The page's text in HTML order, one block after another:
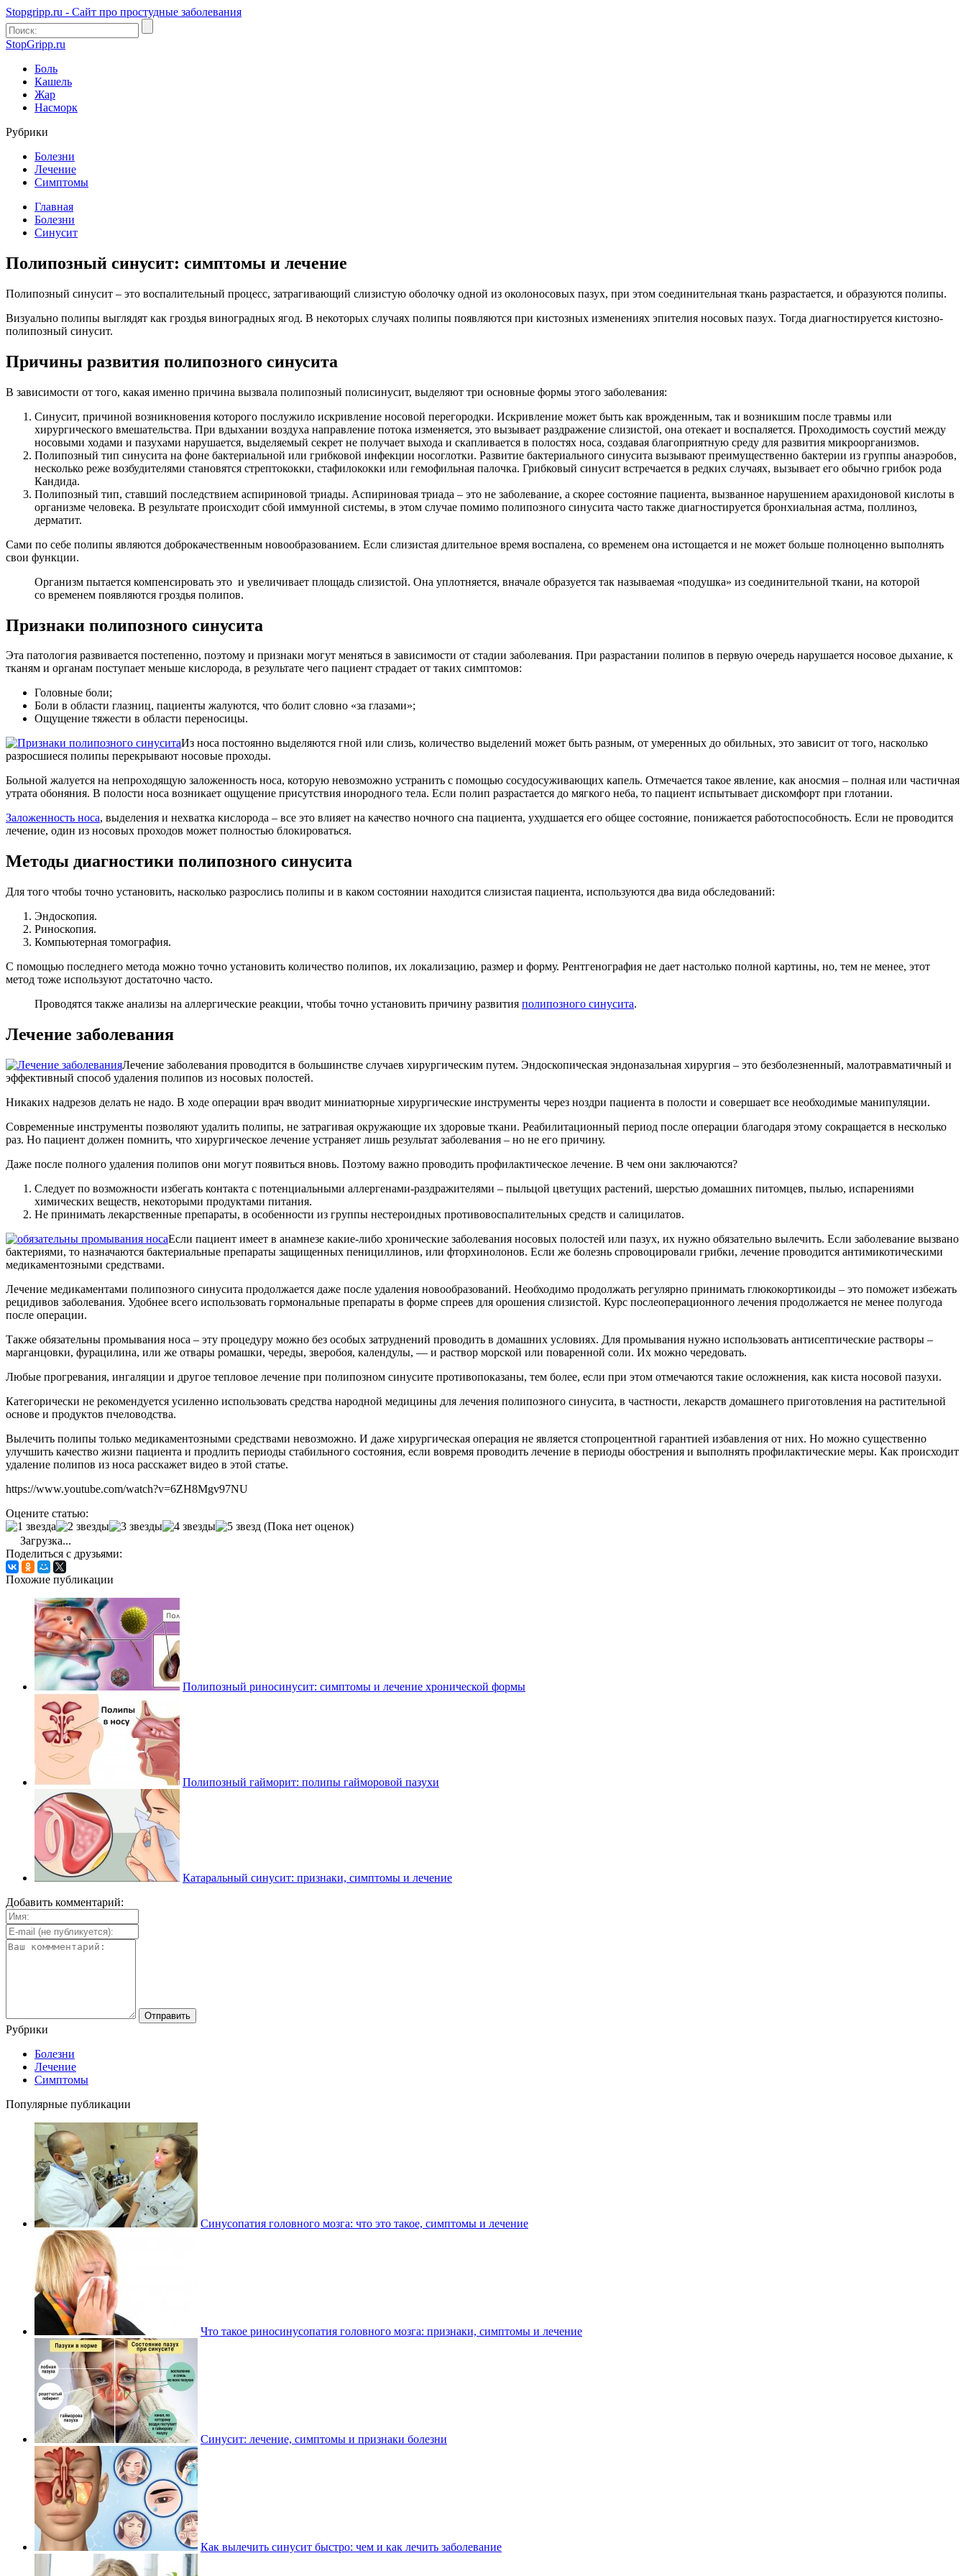
Stopgripp.ru - Cайт про простудные заболевания
StopGripp.ru
Боль
Кашель
Жар
Насморк
Рубрики
Болезни
Лечение
Симптомы
Главная
Болезни
Синусит
Полипозный синусит: симптомы и лечение
Полипозный синусит – это воспалительный процесс, затрагивающий слизистую оболочку одной из околоносовых пазух, при этом соединительная ткань разрастается, и образуются полипы.
Визуально полипы выглядят как гроздья виноградных ягод. В некоторых случаях полипы появляются при кистозных изменениях эпителия носовых пазух. Тогда диагностируется кистозно-
полипозный синусит.
Причины развития полипозного синусита
В зависимости от того, какая именно причина вызвала полипозный полисинусит, выделяют три основные формы этого заболевания:
Синусит, причиной возникновения которого послужило искривление носовой перегородки. Искривление может быть как врожденным, так и возникшим после травмы или
хирургического вмешательства. При вдыхании воздуха направление потока изменяется, это вызывает раздражение слизистой, она отекает и воспаляется. Проходимость соустий между
носовыми ходами и пазухами нарушается, выделяемый секрет не получает выхода и скапливается в полостях носа, создавая благоприятную среду для развития микроорганизмов.
Полипозный тип синусита на фоне бактериальной или грибковой инфекции носоглотки. Развитие бактериального синусита вызывают преимущественно бактерии из группы анаэробов,
несколько реже возбудителями становятся стрептококки, стафилококки или гемофильная палочка. Грибковый синусит встречается в редких случаях, вызывает его обычно грибок рода
Кандида.
Полипозный тип, ставший последствием аспириновой триады. Аспириновая триада – это не заболевание, а скорее состояние пациента, вызванное нарушением арахидоновой кислоты в
организме человека. В результате происходит сбой иммунной системы, в этом случае помимо полипозного синусита часто также диагностируется бронхиальная астма, поллиноз,
дерматит.
Сами по себе полипы являются доброкачественным новообразованием. Если слизистая длительное время воспалена, со временем она истощается и не может больше полноценно выполнять
свои функции.
Организм пытается компенсировать это и увеличивает площадь слизистой. Она уплотняется, вначале образуется так называемая «подушка» из соединительной ткани, на которой
со временем появляются гроздья полипов.
Признаки полипозного синусита
Эта патология развивается постепенно, поэтому и признаки могут меняться в зависимости от стадии заболевания. При разрастании полипов в первую очередь нарушается носовое дыхание, к
тканям и органам поступает меньше кислорода, в результате чего пациент страдает от таких симптомов:
Головные боли;
Боли в области глазниц, пациенты жалуются, что болит словно «за глазами»;
Ощущение тяжести в области переносицы.
Из носа постоянно выделяются гной или слизь, количество выделений может быть разным, от умеренных до обильных, это зависит от того, насколько
разросшиеся полипы перекрывают носовые проходы.
Больной жалуется на непроходящую заложенность носа, которую невозможно устранить с помощью сосудосуживающих капель. Отмечается такое явление, как аносмия – полная или частичная
утрата обоняния. В полости носа возникает ощущение присутствия инородного тела. Если полип разрастается до мягкого неба, то пациент испытывает дискомфорт при глотании.
Заложенность носа, выделения и нехватка кислорода – все это влияет на качество ночного сна пациента, ухудшается его общее состояние, понижается работоспособность. Если не проводится
лечение, один из носовых проходов может полностью блокироваться.
Методы диагностики полипозного синусита
Для того чтобы точно установить, насколько разрослись полипы и в каком состоянии находится слизистая пациента, используются два вида обследований:
Эндоскопия.
Риноскопия.
Компьютерная томография.
С помощью последнего метода можно точно установить количество полипов, их локализацию, размер и форму. Рентгенография не дает настолько полной картины, но, тем не менее, этот
метод тоже используют достаточно часто.
Проводятся также анализы на аллергические реакции, чтобы точно установить причину развития полипозного синусита.
Лечение заболевания
Лечение заболевания проводится в большинстве случаев хирургическим путем. Эндоскопическая эндоназальная хирургия – это безболезненный, малотравматичный и
эффективный способ удаления полипов из носовых полостей.
Никаких надрезов делать не надо. В ходе операции врач вводит миниатюрные хирургические инструменты через ноздри пациента в полости и совершает все необходимые манипуляции.
Современные инструменты позволяют удалить полипы, не затрагивая окружающие их здоровые ткани. Реабилитационный период после операции благодаря этому сокращается в несколько
раз. Но пациент должен помнить, что хирургическое лечение устраняет лишь результат заболевания – но не его причину.
Даже после полного удаления полипов они могут появиться вновь. Поэтому важно проводить профилактическое лечение. В чем они заключаются?
Следует по возможности избегать контакта с потенциальными аллергенами-раздражителями – пыльцой цветущих растений, шерстью домашних питомцев, пылью, испарениями
химических веществ, некоторыми продуктами питания.
Не принимать лекарственные препараты, в особенности из группы нестероидных противовоспалительных средств и салицилатов.
Если пациент имеет в анамнезе какие-либо хронические заболевания носовых полостей или пазух, их нужно обязательно вылечить. Если заболевание вызвано
бактериями, то назначаются бактериальные препараты защищенных пенициллинов, или фторхинолонов. Если же болезнь спровоцировали грибки, лечение проводится антимикотическими
медикаментозными средствами.
Лечение медикаментами полипозного синусита продолжается даже после удаления новообразований. Необходимо продолжать регулярно принимать глюкокортикоиды – это поможет избежать
рецидивов заболевания. Удобнее всего использовать гормональные препараты в форме спреев для орошения слизистой. Курс послеоперационного лечения продолжается не менее полугода
после операции.
Также обязательны промывания носа – эту процедуру можно без особых затруднений проводить в домашних условиях. Для промывания нужно использовать антисептические растворы –
марганцовки, фурацилина, или же отвары ромашки, череды, зверобоя, календулы, — и раствор морской или поваренной соли. Их можно чередовать.
Любые прогревания, ингаляции и другое тепловое лечение при полипозном синусите противопоказаны, тем более, если при этом отмечаются такие осложнения, как киста носовой пазухи.
Категорически не рекомендуется усиленно использовать средства народной медицины для лечения полипозного синусита, в частности, лекарств домашнего приготовления на растительной
основе и продуктов пчеловодства.
Вылечить полипы только медикаментозными средствами невозможно. И даже хирургическая операция не является стопроцентной гарантией избавления от них. Но можно существенно
улучшить качество жизни пациента и продлить периоды стабильного состояния, если вовремя проводить лечение в периоды обострения и выполнять профилактические меры. Как происходит
удаление полипов из носа расскажет видео в этой статье.
https://www.youtube.com/watch?v=6ZH8Mgv97NU
Оцените статью:
(Пока нет оценок)
Загрузка...
Поделиться с друзьями:
Похожие публикации
Полипозный риносинусит: симптомы и лечение хронической формы
Полипозный гайморит: полипы гайморовой пазухи
Катаральный синусит: признаки, симптомы и лечение
Добавить комментарий:
Рубрики
Болезни
Лечение
Симптомы
Популярные публикации
Синусопатия головного мозга: что это такое, симптомы и лечение
Что такое риносинусопатия головного мозга: признаки, симптомы и лечение
Синусит: лечение, симптомы и признаки болезни
Как вылечить синусит быстро: чем и как лечить заболевание